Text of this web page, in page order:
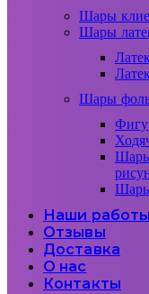
Шары
Шары
Шары
Шары
Шары
Наши работы
Отзывы
Доставка
О нас
Контакты